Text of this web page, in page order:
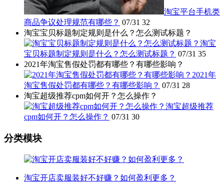
淘宝平台手机类
商品争议处理规范有哪些？ 07/31 32
淘宝宝贝标题制定规则是什么？怎么测试标题？
淘宝
宝贝标题制定规则是什么？怎么测试标题？ 07/31 35
2021年淘宝售假处罚都有哪些？有哪些影响？
2021年
淘宝售假处罚都有哪些？有哪些影响？ 07/31 28
淘宝超级推荐cpm如何开？怎么操作？
淘宝超级推荐
cpm如何开？怎么操作？ 07/31 30
分类模块
淘宝开店卖服装好不好赚？如何盈利更多？